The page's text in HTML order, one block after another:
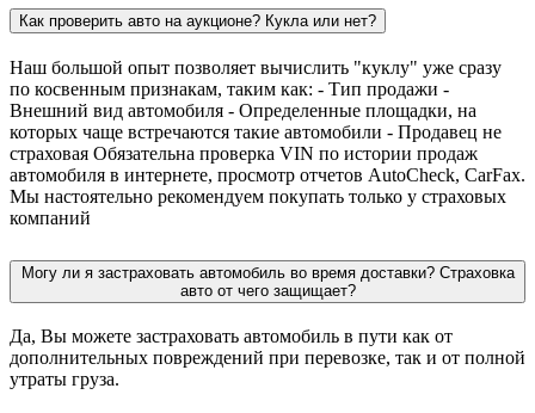
Как проверить авто на аукционе? Кукла или нет?
Наш большой опыт позволяет вычислить "куклу" уже сразу
по косвенным признакам, таким как: - Тип продажи -
Внешний вид автомобиля - Определенные площадки, на
которых чаще встречаются такие автомобили - Продавец не
страховая Обязательна проверка VIN по истории продаж
автомобиля в интернете, просмотр отчетов AutoCheck, CarFax.
Мы настоятельно рекомендуем покупать только у страховых
компаний
Могу ли я застраховать автомобиль во время доставки? Страховка
авто от чего защищает?
Да, Вы можете застраховать автомобиль в пути как от
дополнительных повреждений при перевозке, так и от полной
утраты груза.